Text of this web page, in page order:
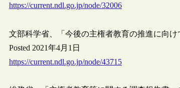
https://current.ndl.go.jp/node/32006
文部科学省、「今後の主権者教育の推進に向
Posted 2021年4月1日
https://current.ndl.go.jp/node/43715